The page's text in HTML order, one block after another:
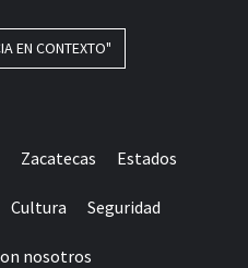
EN CONTEXTO"
Zacatecas Estados
Cultura Seguridad
nosotros